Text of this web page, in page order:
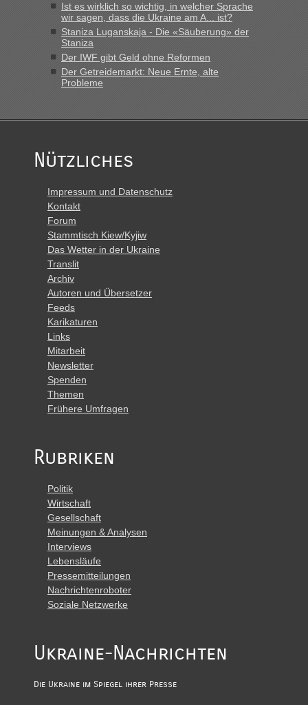
Ist es wirklich so wichtig, in welcher Sprache
wir sagen, dass die Ukraine am A... ist?
Staniza Luganskaja - Die «Säuberung» der
Staniza
Der IWF gibt Geld ohne Reformen
Der Getreidemarkt: Neue Ernte, alte
Probleme
Nützliches
Impressum und Datenschutz
Kontakt
Forum
Stammtisch Kiew/Kyjiw
Das Wetter in der Ukraine
Translit
Archiv
Autoren und Übersetzer
Feeds
Karikaturen
Links
Mitarbeit
Newsletter
Spenden
Themen
Frühere Umfragen
Rubriken
Politik
Wirtschaft
Gesellschaft
Meinungen & Analysen
Interviews
Lebensläufe
Pressemitteilungen
Nachrichtenroboter
Soziale Netzwerke
Ukraine-Nachrichten
Die Ukraine im Spiegel ihrer Presse